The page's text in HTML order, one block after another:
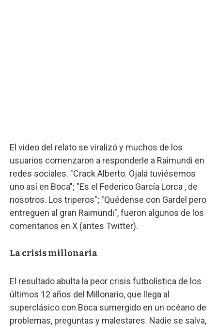
El video del relato se viralizó y muchos de los
usuarios comenzaron a responderle a Raimundi en
redes sociales. "Crack Alberto. Ojalá tuviésemos
uno así en Boca"; "Es el Federico García Lorca , de
nosotros. Los triperos"; "Quédense con Gardel pero
entreguen al gran Raimundi", fueron algunos de los
comentarios en X (antes Twitter).
La crisis millonaria
El resultado abulta la peor crisis futbolística de los
últimos 12 años del Millonario, que llega al
superclásico con Boca sumergido en un océano de
problemas, preguntas y malestares. Nadie se salva,